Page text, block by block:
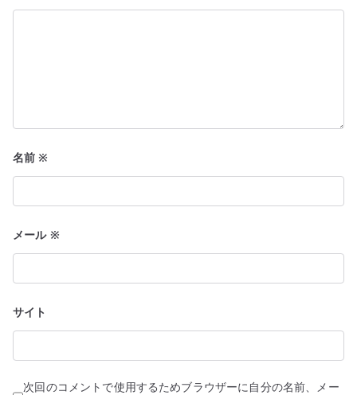
名前※
メール ※
サイト
次回のコメントで使用するためブラウザーに自分の名前、メー